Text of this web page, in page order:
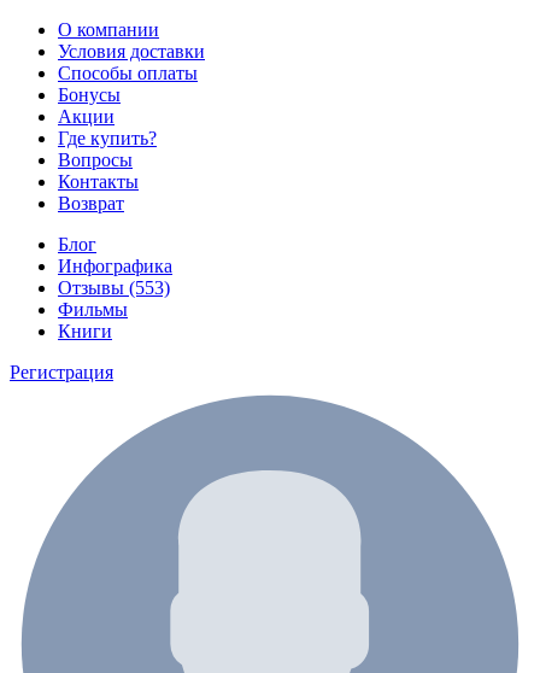
О компании
Условия доставки
Способы оплаты
Бонусы
Акции
Где купить?
Вопросы
Контакты
Возврат
Блог
Инфографика
Отзывы (553)
Фильмы
Книги
Регистрация